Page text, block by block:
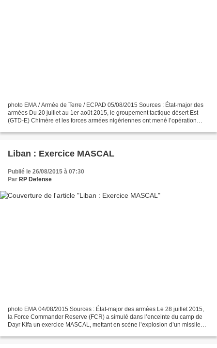
photo EMA / Armée de Terre / ECPAD 05/08/2015 Sources : État-major des
armées Du 20 juillet au 1er août 2015, le groupement tactique désert Est
(GTD-E) Chimère et les forces armées nigériennes ont mené l’opération
Liban : Exercice MASCAL
Publié le 26/08/2015 à 07:30
Par RP Defense
photo EMA 04/08/2015 Sources : État-major des armées Le 28 juillet 2015,
la Force Commander Reserve (FCR) a simulé dans l’enceinte du camp de
Dayr Kifa un exercice MASCAL, mettant en scène l’explosion d’un missile